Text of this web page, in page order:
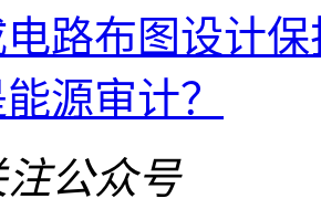
电路布图设计
源审计？
公众号